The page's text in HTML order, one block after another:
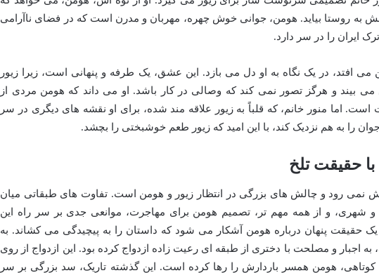
به روستا بیاید. هومن، جوانی خوش چهره، مهربان و مدرن است که در فضای ناآرامی
ایران را در سر دارد.
افتد، در یک نگاه به او دل می بازد. این عشق، یک طرفه و پنهانی است، زیرا زیور
می بیند و هرگز تصور نمی کند که وصالی در کار باشد. او می داند که هومن مردی از
است. اما منور خانم، که قلباً به زیور علاقه مند شده، برای او نقشه های دیگری در سر
را به هم نزدیک کند، با این امید که زیور طعم خوشبختی را بچشد.
حقیقت تلخ
نمی رود و چالش های بزرگی در انتظار زیور و هومن است. تفاوت های طبقاتی میان
و شهری، و از همه مهم تر، تصمیم هومن برای مهاجرت، موانعی جدی بر سر راه این
حقیقت پنهان درباره هومن آشکار می شود که داستان را به پیچیدگی می کشاند. به
اجبار و مصلحت با دختری از طبقه ای رعیت زاده ازدواج کرده بود. این ازدواج از روی
هومن همسر باردارش را رها کرده است. این گذشته تاریک، سد بزرگی بر سر